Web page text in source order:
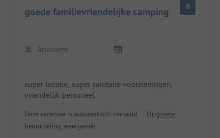
goede familievriendelijke camping 8
Anoniem
super locatie, super sanitaire voorzieningen,
vriendelijk personeel
Deze recensie is automatisch vertaald.
Originele
beoordeling weergeven